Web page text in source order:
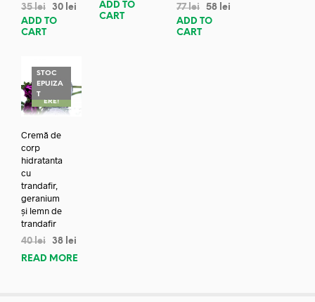
35lei 30 lei
ADD TO
CART
ADD TO
CART
77lei 58 lei
ADD TO
CART
STOC
EPUIZA
TREDUC
ERE!
Cremă de
corp
hidratanta
cu
trandafir,
geranium
și lemn de
trandafir
40lei 38 lei
READ MORE